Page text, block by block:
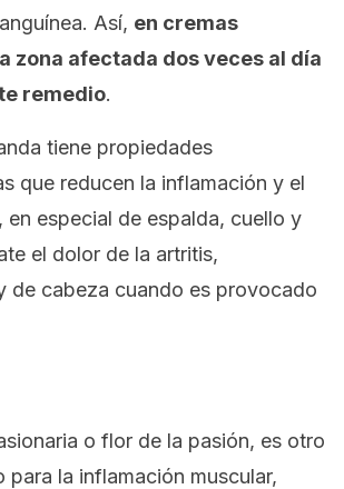
Así, en cremas
zona afectada dos veces al día
remedio.
tiene propiedades
que reducen la inflamación y el
en especial de espalda, cuello y
el dolor de la artritis,
de cabeza cuando es provocado
o flor de la pasión, es otro
para la inflamación muscular,